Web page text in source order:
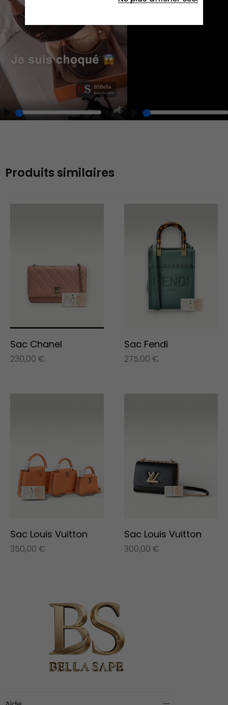
Play Unmute
Enter
Produits similaires
Sac Chanel
230,00 €
Sac Fendi
275,00 €
Sac Louis Vuitton
350,00 €
Sac Louis Vuitton
300,00 €